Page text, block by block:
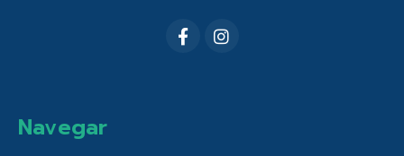
Navegar